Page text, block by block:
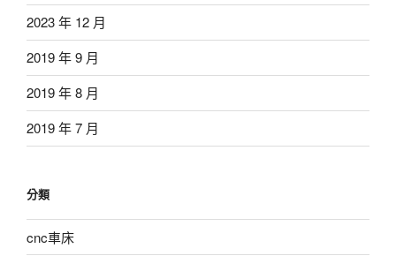
2023 年 12 月
2019 年 9 月
2019 年 8 月
2019 年 7 月
分類
cnc車床